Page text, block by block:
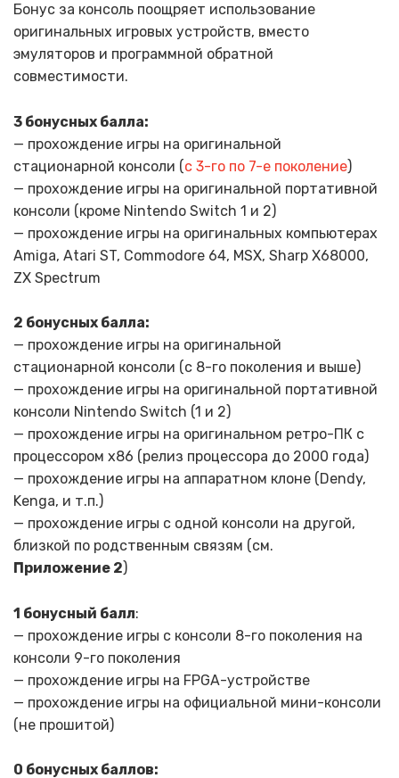
Бонус за консоль поощряет использование
оригинальных игровых устройств, вместо
эмуляторов и программной обратной
совместимости.
3 бонусных балла:
— прохождение игры на оригинальной
стационарной консоли (с 3-го по 7-е поколение)
— прохождение игры на оригинальной портативной
консоли (кроме Nintendo Switch 1 и 2)
— прохождение игры на оригинальных компьютерах
Amiga, Atari ST, Commodore 64, MSX, Sharp X68000,
ZX Spectrum
2 бонусных балла:
— прохождение игры на оригинальной
стационарной консоли (с 8-го поколения и выше)
— прохождение игры на оригинальной портативной
консоли Nintendo Switch (1 и 2)
— прохождение игры на оригинальном ретро-ПК с
процессором x86 (релиз процессора до 2000 года)
— прохождение игры на аппаратном клоне (Dendy,
Kenga, и т.п.)
— прохождение игры с одной консоли на другой,
близкой по родственным связям (см.
Приложение 2)
1 бонусный балл:
— прохождение игры с консоли 8-го поколения на
консоли 9-го поколения
— прохождение игры на FPGA-устройстве
— прохождение игры на официальной мини-консоли
(не прошитой)
0 бонусных баллов: